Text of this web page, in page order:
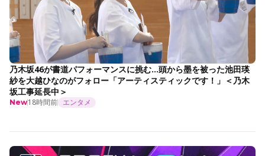
乃木坂46が書道パフォーマンスに挑む…頭から墨を被った池田瑛
紗を大越ひなのがフォロー「アーティスティックです！」＜乃木
坂工事延長中＞
New18時間前 エンタメ